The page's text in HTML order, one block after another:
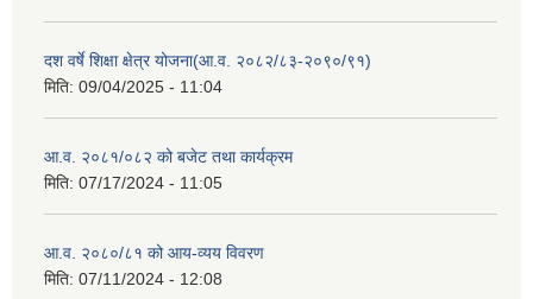
दश वर्षे शिक्षा क्षेत्र योजना(आ.व. २०८२/८३-२०९०/९१)
मिति: 09/04/2025 - 11:04
आ.व. २०८१/०८२ को बजेट तथा कार्यक्रम
मिति: 07/17/2024 - 11:05
आ.व. २०८०/८१ को आय-व्यय विवरण
मिति: 07/11/2024 - 12:08